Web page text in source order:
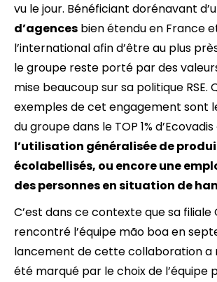
vu le jour. Bénéficiant dorénavant
d’agences bien étendu en France
l’international afin d’être au plus
le groupe reste porté par des
mise beaucoup sur sa politique RSE.
exemples de cet engagement sont
du groupe dans le TOP 1% d’Ecovadis
l’utilisation généralisée de
écolabellisés, ou encore une
des personnes en situation de
C’est dans ce contexte que sa filiale
rencontré l’équipe mão boa en
lancement de cette collaboration a
été marqué par le choix de l’équipe